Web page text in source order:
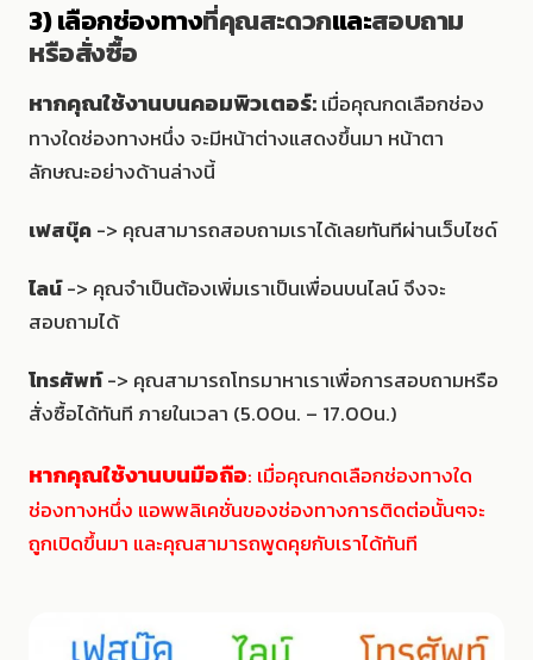
3) เลือกช่องทางที่คุณสะดวกและสอบถาม
หรือสั่งซื้อ
หากคุณใช้งานบนคอมพิวเตอร์:เมื่อคุณกดเลือกช่อง
ทางใดช่องทางหนึ่ง จะมีหน้าต่างแสดงขึ้นมา หน้าตา
ลักษณะอย่างด้านล่างนี้
เฟสบุ๊ค-> คุณสามารถสอบถามเราได้เลยทันทีผ่านเว็บไซด์
ไลน์-> คุณจำเป็นต้องเพิ่มเราเป็นเพื่อนบนไลน์ จึงจะ
สอบถามได้
โทรศัพท์-> คุณสามารถโทรมาหาเราเพื่อการสอบถามหรือ
สั่งซื้อได้ทันที ภายในเวลา (5.00น. – 17.00น.)
หากคุณใช้งานบนมือถือ: เมื่อคุณกดเลือกช่องทางใด
ช่องทางหนึ่ง แอพพลิเคชั่นของช่องทางการติดต่อนั้นๆจะ
ถูกเปิดขึ้นมา และคุณสามารถพูดคุยกับเราได้ทันที